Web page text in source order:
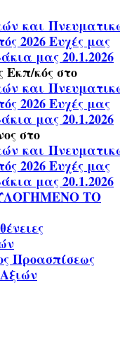
και
2026 Ευχές μας
μας 20.1.2026
Εκπ/κόςστο
και
2026 Ευχές μας
μας 20.1.2026
στο
και
2026 Ευχές μας
μας 20.1.2026
ΤΟ
Προασπίσεως